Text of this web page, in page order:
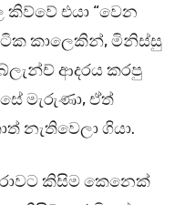
එයා “වෙන
ටික කාලෙකින්, මිනිස්සු
ආදරය කරපු
මැරුණා, ඒත්
නැතිවෙලා ගියා.
කිසිම කෙනෙක්